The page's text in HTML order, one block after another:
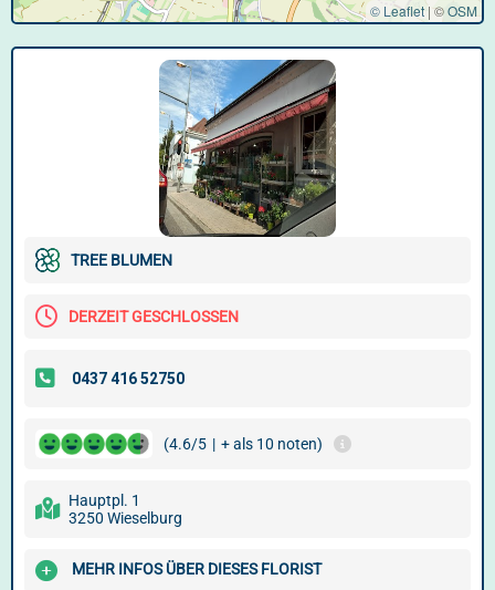
© Leaflet |©OSM
TREE BLUMEN
DERZEIT GESCHLOSSEN
(4.6/5 | + als 10 noten)
Hauptpl. 1
3250 Wieselburg
MEHR INFOS ÜBER DIESES FLORIST